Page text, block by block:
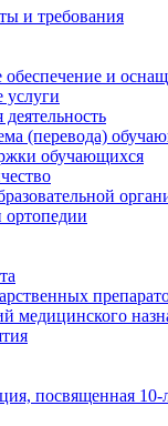
и требования
и
услуги
(перевода)
обучающихся
медицинского
посвященная